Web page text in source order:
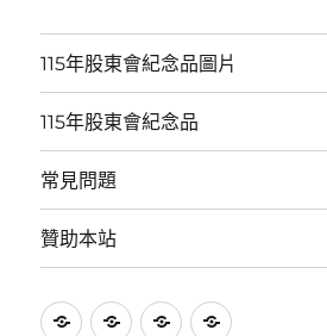
115年股東會紀念品圖片
115年股東會紀念品
常見問題
贊助本站
115 115 常 贊